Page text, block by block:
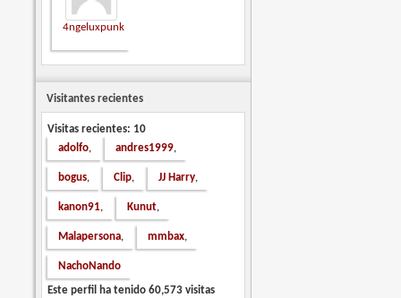
4ngeluxpunk
Visitantes recientes
Visitas recientes: 10
adolfo, andres1999,
bogus, Clip, JJ Harry,
kanon91, Kunut,
Malapersona, mmbax,
NachoNando
Este perfil ha tenido60,573 visitas